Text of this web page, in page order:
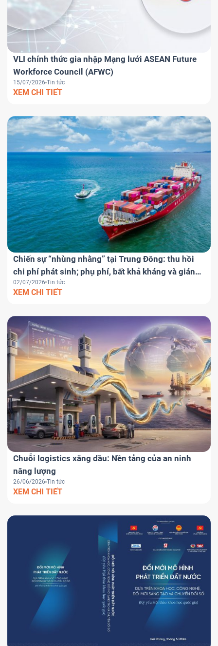
VLI chính thức gia nhập Mạng lưới ASEAN Future
Workforce Council (AFWC)
15/07/2026 Tin tức
XEM CHI TIẾT
Chiến sự “nhùng nhằng” tại Trung Đông: thu hồi
chi phí phát sinh; phụ phí, bất khả kháng và gián
đoạn hợp đồng
02/07/2026 Tin tức
XEM CHI TIẾT
Chuỗi logistics xăng dầu: Nền tảng của an ninh
năng lượng
26/06/2026 Tin tức
XEM CHI TIẾT